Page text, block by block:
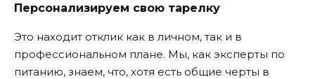
Персонализируем свою тарелку
Это находит отклик как в личном, так и в
профессиональном плане. Мы, как эксперты по
питанию, знаем, что, хотя есть общие черты в